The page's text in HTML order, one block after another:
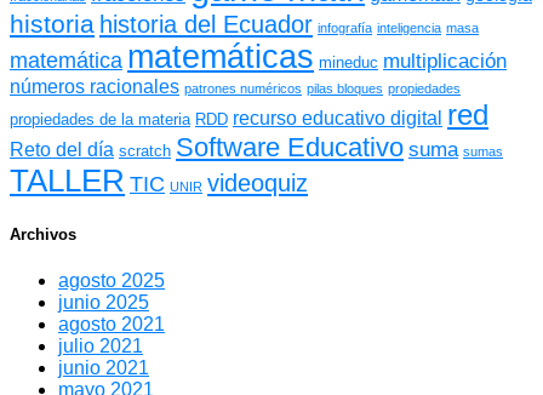
historia historia del Ecuador infografía inteligencia masa
matemática matemáticas mineduc multiplicación
números racionales patrones numéricos pilas bloques propiedades
propiedades de la materia RDD recurso educativo digital red
Reto del día scratch Software Educativo suma sumas
TALLER TIC UNIR videoquiz
Archivos
agosto 2025
junio 2025
agosto 2021
julio 2021
junio 2021
mayo 2021